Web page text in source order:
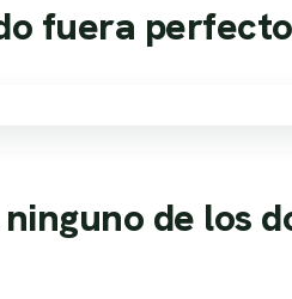
fuera
de los